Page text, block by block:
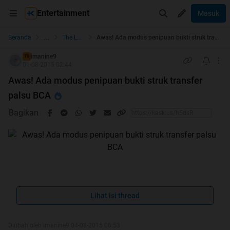
Entertainment Masuk
Beranda ... The Lounge
TS imanine9
Awas! Ada modus penipuan bukti struk transfer
palsu BCA
Bagikan
Lihat isi thread